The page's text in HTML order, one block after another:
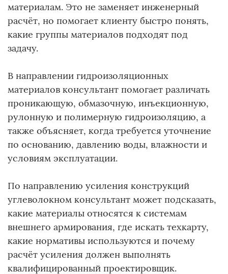
материалам. Это не заменяет инженерный
расчёт, но помогает клиенту быстро понять,
какие группы материалов подходят под
задачу.
В направлении гидроизоляционных
материалов консультант помогает различать
проникающую, обмазочную, инъекционную,
рулонную и полимерную гидроизоляцию, а
также объясняет, когда требуется уточнение
по основанию, давлению воды, влажности и
условиям эксплуатации.
По направлению усиления конструкций
углеволокном консультант может подсказать,
какие материалы относятся к системам
внешнего армирования, где искать техкарту,
какие нормативы используются и почему
расчёт усиления должен выполнять
квалифицированный проектировщик.